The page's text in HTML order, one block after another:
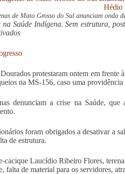
de Mato Grosso do Sul anunciam onda
na Saúde Indígena. Sem estrutura,
protestaram ontem em frente
na MS-156, caso uma providência
denunciam a crise na Saúde,
foram obrigados a desativar a
de estrutura.
cacique Laucídio Ribeiro Flores,
falta de material para os servidores,